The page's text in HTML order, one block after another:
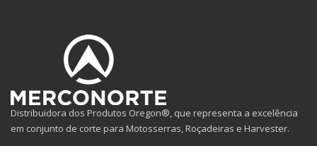
Distribuidora dos Produtos Oregon®, que representa a excelência
em conjunto de corte para Motosserras, Roçadeiras e Harvester.